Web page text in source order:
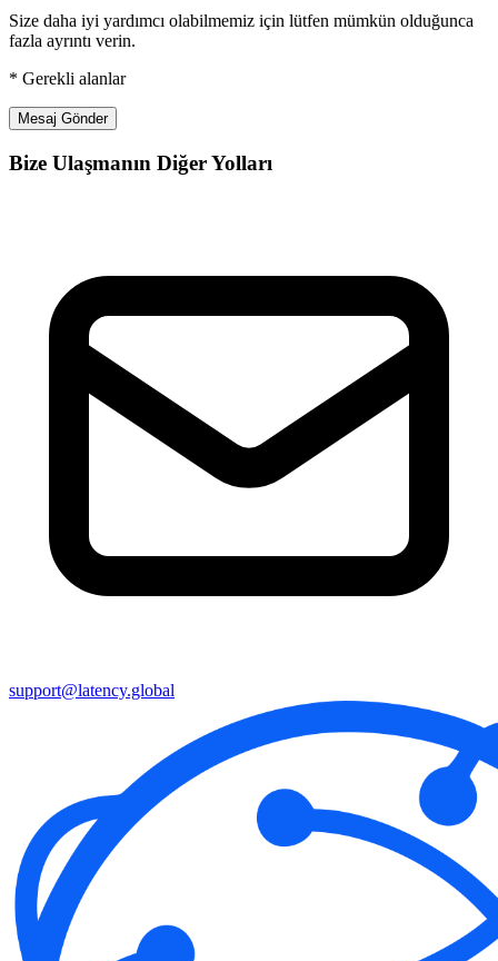
Size daha iyi yardımcı olabilmemiz için lütfen mümkün olduğunca
fazla ayrıntı verin.
* Gerekli alanlar
Mesaj Gönder
Bize Ulaşmanın Diğer Yolları
support@latency.global